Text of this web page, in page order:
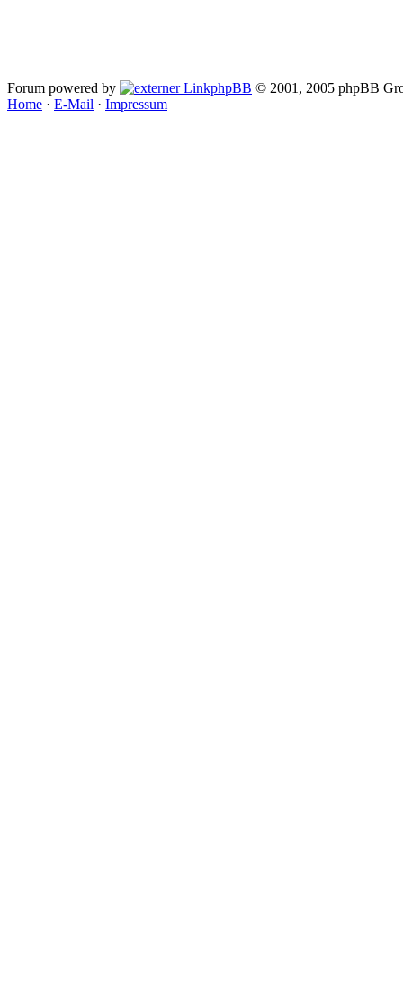
Forum powered by phpBB © 2001, 2005 phpBB
Home · E-Mail · Impressum